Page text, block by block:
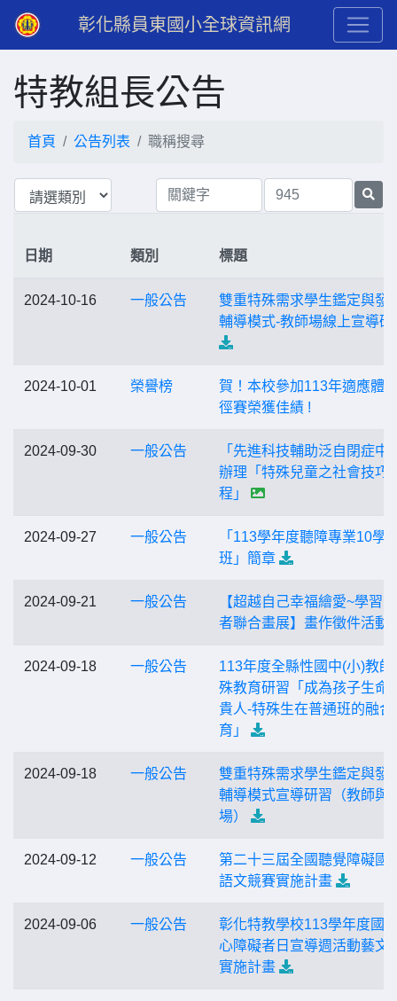
彰化縣員東國小全球資訊網
特教組長公告
首頁 公告列表 職稱搜尋
日期 類別 標題
2024-10-16 一般公告
雙重特殊需求學生鑑定與發
輔導模式-教師場線上宣導研
2024-10-01 榮譽榜
賀！本校參加113年適應體
徑賽榮獲佳績 !
2024-09-30 一般公告
「先進科技輔助泛自閉症中
辦理「特殊兒童之社會技巧
程」
2024-09-27 一般公告
「113學年度聽障專業10學
班」簡章
2024-09-21 一般公告
【超越自己幸福繪愛~學習
者聯合畫展】畫作徵件活動
2024-09-18 一般公告
113年度全縣性國中(小)教師
殊教育研習「成為孩子生命
貴人-特殊生在普通班的融合
育」
2024-09-18 一般公告
雙重特殊需求學生鑑定與發
輔導模式宣導研習（教師與
場）
2024-09-12 一般公告
第二十三屆全國聽覺障礙國
語文競賽實施計畫
2024-09-06 一般公告
彰化特教學校113學年度國
心障礙者日宣導週活動藝文
實施計畫